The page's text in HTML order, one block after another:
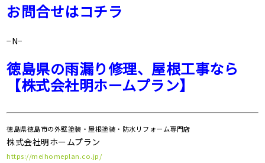
お問合せはコチラ
−N−
徳島県の雨漏り修理、屋根工事なら
【株式会社明ホームプラン】
徳島県徳島市の外壁塗装・屋根塗装・防水リフォーム専門店
株式会社明ホームプラン
https://meihomeplan.co.jp/